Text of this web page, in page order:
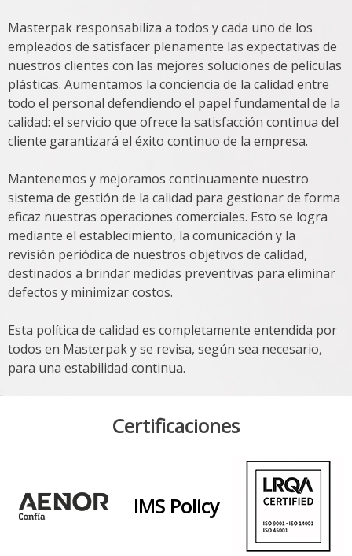
Masterpak responsabiliza a todos y cada uno de los
empleados de satisfacer plenamente las expectativas de
nuestros clientes con las mejores soluciones de películas
plásticas. Aumentamos la conciencia de la calidad entre
todo el personal defendiendo el papel fundamental de la
calidad: el servicio que ofrece la satisfacción continua del
cliente garantizará el éxito continuo de la empresa.
Mantenemos y mejoramos continuamente nuestro
sistema de gestión de la calidad para gestionar de forma
eficaz nuestras operaciones comerciales. Esto se logra
mediante el establecimiento, la comunicación y la
revisión periódica de nuestros objetivos de calidad,
destinados a brindar medidas preventivas para eliminar
defectos y minimizar costos.
Esta política de calidad es completamente entendida por
todos en Masterpak y se revisa, según sea necesario,
para una estabilidad continua.
Certificaciones
IMS Policy